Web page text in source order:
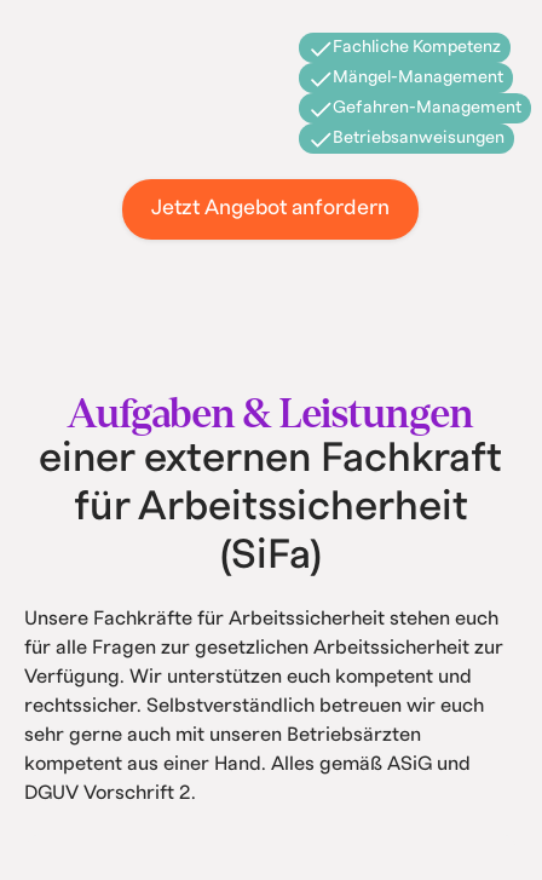
Fachliche Kompetenz
Mängel-Management
Gefahren-Management
Betriebsanweisungen
Jetzt Angebot anfordern
Aufgaben & Leistungen
einer externen Fachkraft
für Arbeitssicherheit
(SiFa)
Unsere Fachkräfte für Arbeitssicherheit stehen euch
für alle Fragen zur gesetzlichen Arbeitssicherheit zur
Verfügung. Wir unterstützen euch kompetent und
rechtssicher. Selbstverständlich betreuen wir euch
sehr gerne auch mit unseren Betriebsärzten
kompetent aus einer Hand. Alles gemäß ASiG und
DGUV Vorschrift 2.